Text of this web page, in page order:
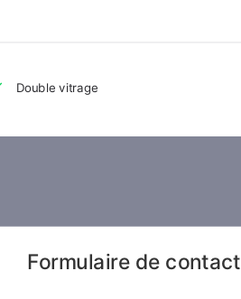
Double vitrage
Formulaire de contact